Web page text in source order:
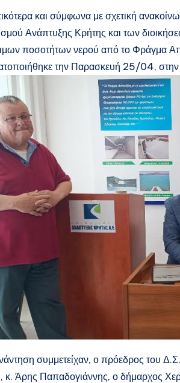
και σύμφωνα με σχετική
Ανάπτυξης Κρήτης και των
ποσοτήτων νερού από το Φράγμα
την Παρασκευή 25/04,
συμμετείχαν, ο πρόεδρος του
Άρης Παπαδογιάννης, ο δήμαρχος